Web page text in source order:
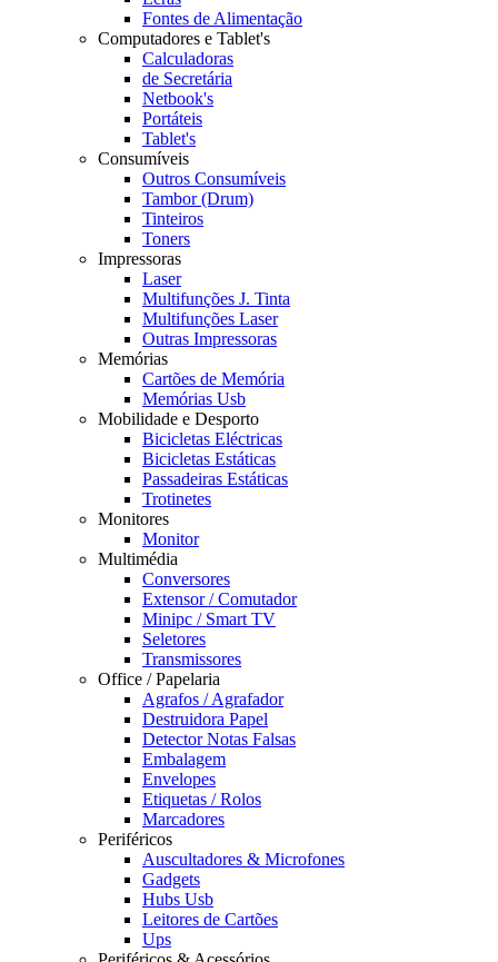
Fontes de Alimentação
Computadores e Tablet's
Calculadoras
de Secretária
Netbook's
Portáteis
Tablet's
Consumíveis
Outros Consumíveis
Tambor (Drum)
Tinteiros
Toners
Impressoras
Laser
Multifunções J. Tinta
Multifunções Laser
Outras Impressoras
Memórias
Cartões de Memória
Memórias Usb
Mobilidade e Desporto
Bicicletas Eléctricas
Bicicletas Estáticas
Passadeiras Estáticas
Trotinetes
Monitores
Monitor
Multimédia
Conversores
Extensor / Comutador
Minipc / Smart TV
Seletores
Transmissores
Office / Papelaria
Agrafos / Agrafador
Destruidora Papel
Detector Notas Falsas
Embalagem
Envelopes
Etiquetas / Rolos
Marcadores
Periféricos
Auscultadores & Microfones
Gadgets
Hubs Usb
Leitores de Cartões
Ups